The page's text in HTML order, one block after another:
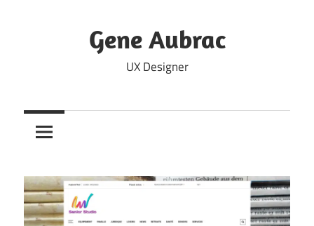
Gene Aubrac
UX Designer